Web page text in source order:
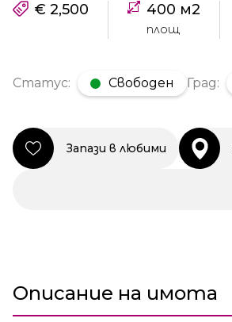
€ 2,500 400 м2
площ
Статус: Свободен Град:
Запази в любими
Описание на имота